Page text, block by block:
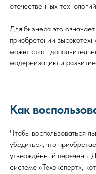
отечественных
Для бизнеса это
приобретении
может стать
модернизацию и
Как
Чтобы воспользоваться
убедиться, что
утверждённый перечень.
системе «Техэксперт»,